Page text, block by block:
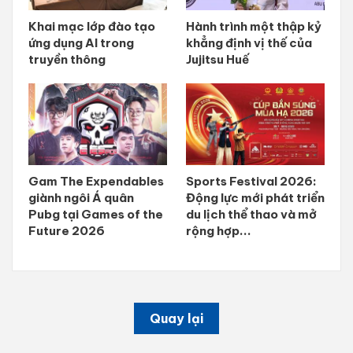
Khai mạc lớp đào tạo
ứng dụng AI trong
truyền thông
Hành trình một thập kỷ
khẳng định vị thế của
Jujitsu Huế
Gam The Expendables
giành ngôi Á quân
Pubg tại Games of the
Future 2026
Sports Festival 2026:
Động lực mới phát triển
du lịch thể thao và mở
rộng hợp...
Quay lại